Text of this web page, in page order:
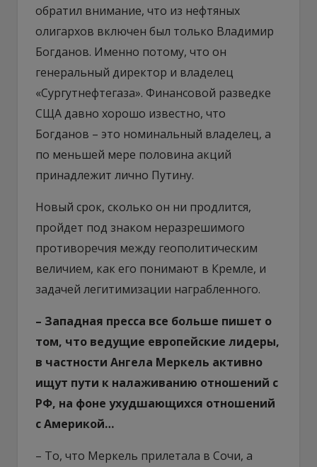
обратил внимание, что из нефтяных
олигархов включен был только Владимир
Богданов. Именно потому, что он
генеральный директор и владелец
«Сургутнефтегаза». Финансовой разведке
СЩА давно хорошо известно, что
Богданов – это номинальный владелец, а
по меньшей мере половина акций
принадлежит лично Путину.
Новый срок, сколько он ни продлится,
пройдет под знаком неразрешимого
противоречия между геополитическим
величием, как его понимают в Кремле, и
задачей легитимизации награбленного.
– Западная пресса все больше пишет о
том, что ведущие европейские лидеры,
в частности Ангела Меркель активно
ищут пути к налаживанию отношений с
РФ, на фоне ухудшающихся отношений
с Америкой…
– То, что Меркель прилетала в Сочи, а